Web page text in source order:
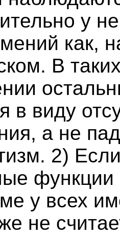
у
как,
В
в виду
а не
2)
функции
у всех
не